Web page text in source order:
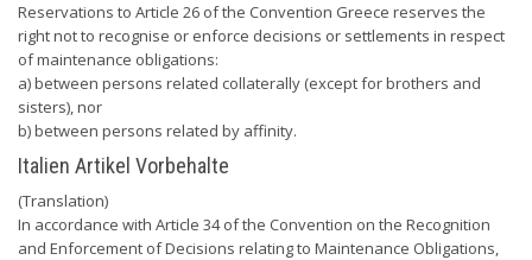
Reservations to Article 26 of the Convention Greece reserves the
right not to recognise or enforce decisions or settlements in respect
of maintenance obligations:
a) between persons related collaterally (except for brothers and
sisters), nor
b) between persons related by affinity.
Italien Artikel Vorbehalte
(Translation)
In accordance with Article 34 of the Convention on the Recognition
and Enforcement of Decisions relating to Maintenance Obligations,